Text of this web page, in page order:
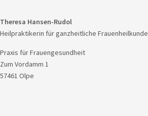
Theresa Hansen-Rudol
Heilpraktikerin für ganzheitliche Frauenheilkunde
Praxis für Frauengesundheit
Zum Vordamm 1
57461 Olpe